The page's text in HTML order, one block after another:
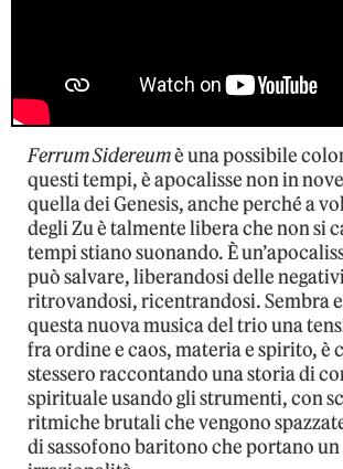
Ferrum Sidereumè una possibile
questi tempi, è apocalisse non in
quella dei Genesis, anche perché a
degli Zu è talmente libera che non si
tempi stiano suonando. È
può salvare, liberandosi delle
ritrovandosi, ricentrandosi. Sembra
questa nuova musica del trio una
fra ordine e caos, materia e spirito, è
stessero raccontando una storia di
spirituale usando gli strumenti, con
ritmiche brutali che vengono
di sassofono baritono che portano